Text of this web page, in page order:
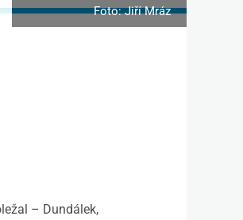
Foto: Jiří Mráz
– Dundálek,